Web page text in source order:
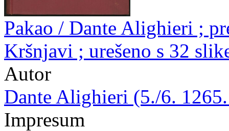
Pakao / Dante Alighieri ;
Kršnjavi ; urešeno s 32
Autor
Dante Alighieri (5./6.
Impresum